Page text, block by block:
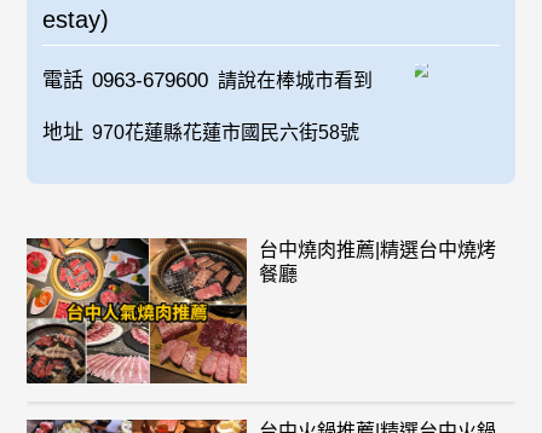
estay)
電話 0963-679600 請說在棒城市看到
地址 970花蓮縣花蓮市國民六街58號
台中燒肉推薦|精選台中燒烤
餐廳